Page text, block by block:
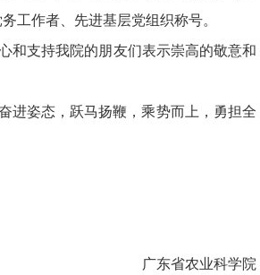
工作者、先进基层党组织称号。
支持我院的朋友们表示崇高的敬意和
进姿态，跃马扬鞭，乘势而上，勇担全
广东省农业科学院